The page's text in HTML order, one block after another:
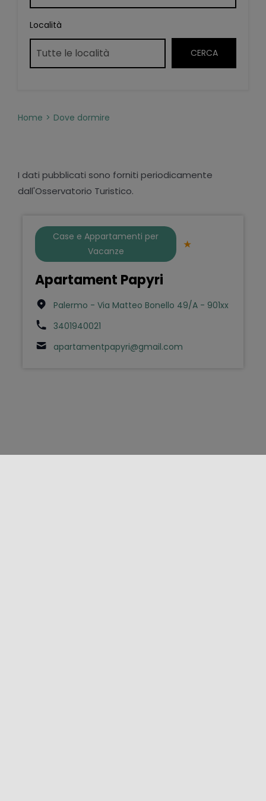
Località
Home Dove dormire
I dati pubblicati sono forniti periodicamente
dall'Osservatorio Turistico.
Case e Appartamenti per
Vacanze
Apartament Papyri
Palermo - Via Matteo Bonello 49/A - 901xx
3401940021
apartamentpapyri@gmail.com